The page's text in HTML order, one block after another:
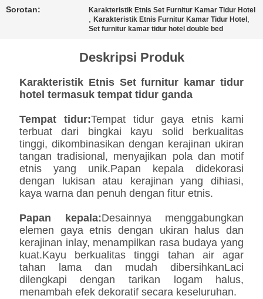
Sorotan: Karakteristik Etnis Set Furnitur Kamar Tidur Hotel
,Karakteristik Etnis Furnitur Kamar Tidur Hotel
Set furnitur kamar tidur hotel double bed
Deskripsi Produk
Karakteristik Etnis Set furnitur kamar tidur
hotel termasuk tempat tidur ganda
Tempat tidur:Tempat tidur gaya etnis kami
terbuat dari bingkai kayu solid berkualitas
tinggi, dikombinasikan dengan kerajinan ukiran
tangan tradisional, menyajikan pola dan motif
etnis yang unik.Papan kepala didekorasi
dengan lukisan atau kerajinan yang dihiasi,
kaya warna dan penuh dengan fitur etnis.
Papan kepala:Desainnya menggabungkan
elemen gaya etnis dengan ukiran halus dan
kerajinan inlay, menampilkan rasa budaya yang
kuat.Kayu berkualitas tinggi tahan air agar
tahan lama dan mudah dibersihkanLaci
dilengkapi dengan tarikan logam halus,
menambah efek dekoratif secara keseluruhan.